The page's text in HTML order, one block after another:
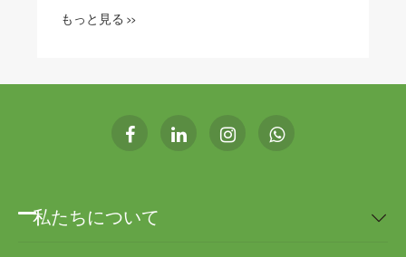
もっと見る >>
私たちについて 